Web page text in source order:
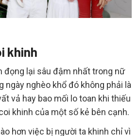
khinh
đọng lại sâu đậm nhất trong nữ
ngày nghèo khổ đó không phải là
vả hay bao mối lo toan khi thiếu
khinh của một số kẻ bên cạnh.
hơn việc bị người ta khinh chỉ vì